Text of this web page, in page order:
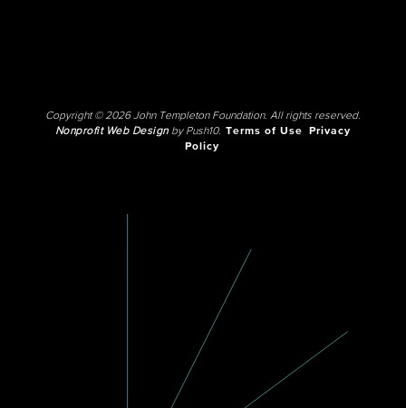
Copyright © 2026 John Templeton Foundation. All rights reserved.
Nonprofit Web Designby Push10. Terms of Use
Privacy
Policy